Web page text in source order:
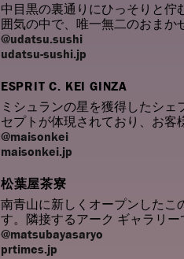
中目黒の裏通りにひっそりと
囲気の中で、唯一無二のおまか
@udatsu.sushi
udatsu-sushi.jp
ESPRIT C. KEI GINZA
ミシュランの星を獲得したシ
セプトが体現されており、お客
@maisonkei
maisonkei.jp
松葉屋茶寮
南青山に新しくオープンしたこ
す。隣接するアーク ギャラリー
@matsubayasaryo
prtimes.jp